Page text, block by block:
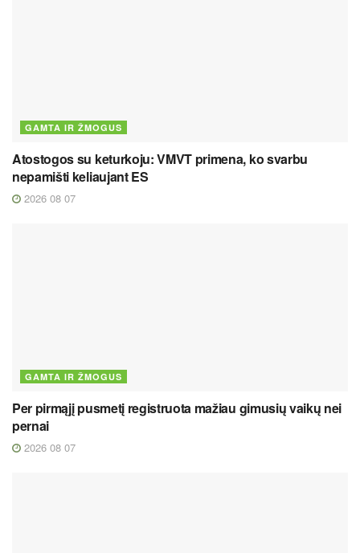
GAMTA IR ŽMOGUS
Atostogos su keturkoju: VMVT primena, ko svarbu
nepamišti keliaujant ES
2026 08 07
GAMTA IR ŽMOGUS
Per pirmąjį pusmetį registruota mažiau gimusių vaikų nei
pernai
2026 08 07